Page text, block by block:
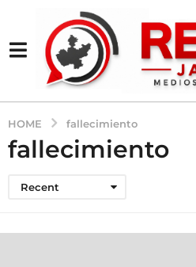
HOME fallecimiento
fallecimiento
Recent